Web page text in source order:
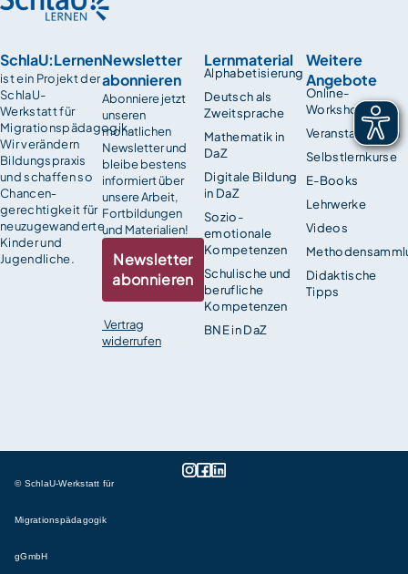
SchlaU:Lernen
ist ein Projekt der
SchlaU-
Werkstatt für
Migrationspädagogik.
Wir verändern
Bildungspraxis
und schaffen so
Chancen­
gerechtigkeit für
neuzugewanderte
Kinder und
Jugendliche.
Lernmaterial
Alphabetisierung
Deutsch als
Zweitsprache
Mathematik in
DaZ
Digitale Bildung
in DaZ
Sozio-
emotionale
Kompetenzen
Schulische und
berufliche
Kompetenzen
BNE in DaZ
Weitere
Angebote
Online-
Workshops
Veranstaltungen
Selbstlernkurse
E-Books
Lehrwerke
Videos
Didaktische
Tipps
Newsletter
abonnieren
Abonniere jetzt
unseren
monatlichen
Newsletter und
bleibe bestens
informiert über
unsere Arbeit,
Fortbildungen
und Materialien!
Newsletter
abonnieren
Vertrag
widerrufen
© SchlaU-Werkstatt für
Migrationspädagogik
gGmbH